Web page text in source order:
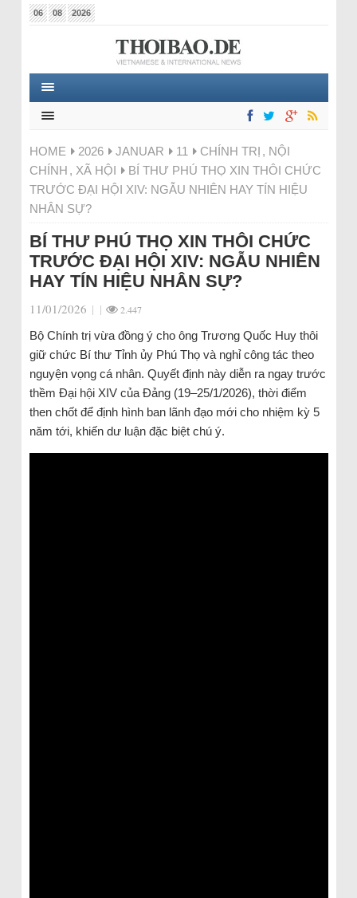
06 08 2026
HOME 2026 JANUAR 11 CHÍNH TRỊ , NỘI
CHÍNH , XÃ HỘI
BÍ THƯ PHÚ THỌ XIN THÔI CHỨC
TRƯỚC ĐẠI HỘI XIV: NGẪU NHIÊN HAY TÍN HIỆU
NHÂN SỰ?
BÍ THƯ PHÚ THỌ XIN THÔI CHỨC
TRƯỚC ĐẠI HỘI XIV: NGẪU NHIÊN
HAY TÍN HIỆU NHÂN SỰ?
11/01/2026 | | 2.447
Bộ Chính trị vừa đồng ý cho ông Trương Quốc Huy thôi
giữ chức Bí thư Tỉnh ủy Phú Thọ và nghỉ công tác theo
nguyện vọng cá nhân. Quyết định này diễn ra ngay trước
thềm Đại hội XIV của Đảng (19–25/1/2026), thời điểm
then chốt để định hình ban lãnh đạo mới cho nhiệm kỳ 5
năm tới, khiến dư luận đặc biệt chú ý.